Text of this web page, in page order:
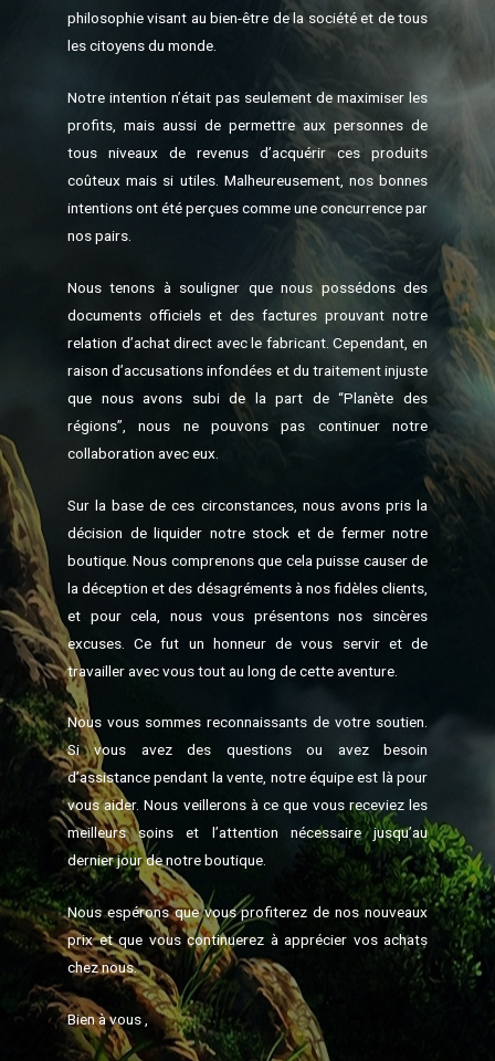
philosophie visant au bien-être de la société et de tous
les citoyens du monde.
Notre intention n’était pas seulement de maximiser les
profits, mais aussi de permettre aux personnes de
tous niveaux de revenus d’acquérir ces produits
coûteux mais si utiles. Malheureusement, nos bonnes
intentions ont été perçues comme une concurrence par
nos pairs.
Nous tenons à souligner que nous possédons des
documents officiels et des factures prouvant notre
relation d’achat direct avec le fabricant. Cependant, en
raison d’accusations infondées et du traitement injuste
que nous avons subi de la part de “Planète des
régions”, nous ne pouvons pas continuer notre
collaboration avec eux.
Sur la base de ces circonstances, nous avons pris la
décision de liquider notre stock et de fermer notre
boutique. Nous comprenons que cela puisse causer de
la déception et des désagréments à nos fidèles clients,
et pour cela, nous vous présentons nos sincères
excuses. Ce fut un honneur de vous servir et de
travailler avec vous tout au long de cette aventure.
Nous vous sommes reconnaissants de votre soutien.
Si vous avez des questions ou avez besoin
d’assistance pendant la vente, notre équipe est là pour
vous aider. Nous veillerons à ce que vous receviez les
meilleurs soins et l’attention nécessaire jusqu’au
dernier jour de notre boutique.
Nous espérons que vous profiterez de nos nouveaux
prix et que vous continuerez à apprécier vos achats
chez nous.
Bien à vous ,